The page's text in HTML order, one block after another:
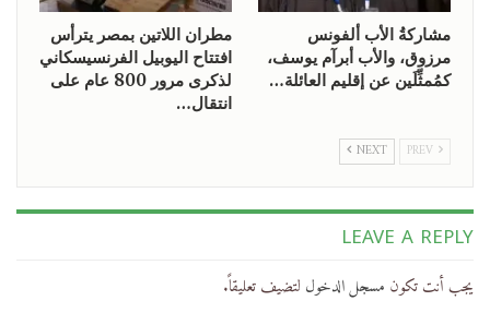
مشاركةُ الأب ألفونس
مرزوق، والأب أبرآم يوسف،
كمُمثِّلَين عن إقليم العائلة…
مطران اللاتين بمصر يترأس
افتتاح اليوبيل الفرنسيسكاني
لذكرى مرور 800 عام على
انتقال…
NEXT
LEAVE A REPLY
يجب أنت تكون مسجل الدخول لتضيف تعليقاً.